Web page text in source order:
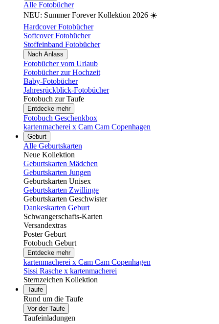
Alle Fotobücher
NEU: Summer Forever Kollektion 2026 ☀️
Hardcover Fotobücher
Softcover Fotobücher
Stoffeinband Fotobücher
Nach Anlass
Fotobücher vom Urlaub
Fotobücher zur Hochzeit
Baby-Fotobücher
Jahresrückblick-Fotobücher
Fotobuch zur Taufe
Entdecke mehr
Fotobuch Geschenkbox
kartenmacherei x Cam Cam Copenhagen
Geburt
Alle Geburtskarten
Neue Kollektion
Geburtskarten Mädchen
Geburtskarten Jungen
Geburtskarten Unisex
Geburtskarten Zwillinge
Geburtskarten Geschwister
Dankeskarten Geburt
Schwangerschafts-Karten
Versandextras
Poster Geburt
Fotobuch Geburt
Entdecke mehr
kartenmacherei x Cam Cam Copenhagen
Sissi Rasche x kartenmacherei
Sternzeichen Kollektion
Taufe
Rund um die Taufe
Vor der Taufe
Taufeinladungen